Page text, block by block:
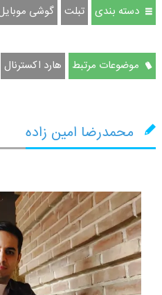
دسته بندی تبلت گوشی
موضوعات مرتبط هارد اکسترنال
محمدرضا امین زاده